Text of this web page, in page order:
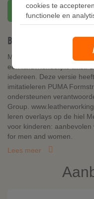
Beschrijving
Maak kennis met een van
een kindvriendelijke twist.
iedereen. Deze versie
imitatieleren PUMA
ondersteunen
Group.
leren overlays op de hiel
voor kinderen:
for men and women.
Lees meer
cookies te
functionele en